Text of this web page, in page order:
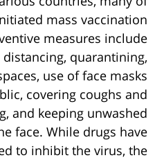
mass vaccination
measures include
quarantining,
use of face masks
covering coughs and
and keeping unwashed
face. While drugs have
to inhibit the virus, the